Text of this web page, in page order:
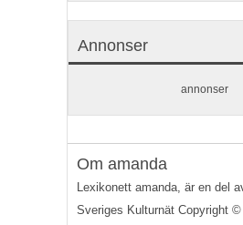
Annonser
annonser
Om amanda
Lexikonett amanda, är en del
Sveriges Kulturnät Copyright ©